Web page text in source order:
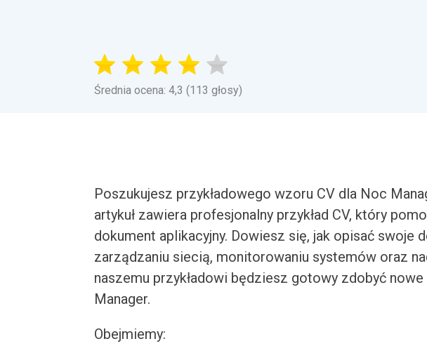
Średnia ocena: 4,3 (113 głosy)
Poszukujesz przykładowego wzoru CV dla Noc
artykuł zawiera profesjonalny przykład CV, który
dokument aplikacyjny. Dowiesz się, jak opisać swoje
zarządzaniu siecią, monitorowaniu systemów oraz
naszemu przykładowi będziesz gotowy zdobyć
Manager.
Obejmiemy: